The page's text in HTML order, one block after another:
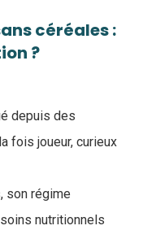
céréales :
?
depuis des
fois joueur, curieux
son régime
nutritionnels